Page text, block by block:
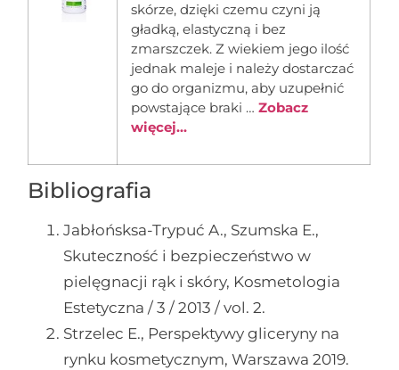
skórze, dzięki czemu czyni ją
gładką, elastyczną i bez
zmarszczek. Z wiekiem jego ilość
jednak maleje i należy dostarczać
go do organizmu, aby uzupełnić
powstające braki …Zobacz
więcej...
Bibliografia
Jabłońsksa-Trypuć A., Szumska E.,
Skuteczność i bezpieczeństwo w
pielęgnacji rąk i skóry, Kosmetologia
Estetyczna / 3 / 2013 / vol. 2.
Strzelec E., Perspektywy gliceryny na
rynku kosmetycznym, Warszawa 2019.